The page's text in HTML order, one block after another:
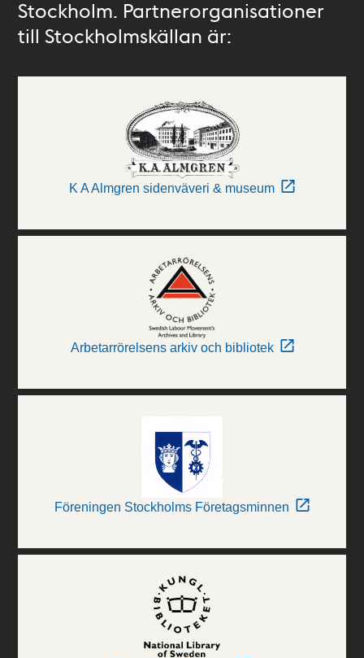
Stockholm. Partnerorganisationer
till Stockholmskällan är:
K A Almgren sidenväveri & museum
Arbetarrörelsens arkiv och bibliotek
Föreningen Stockholms Företagsminnen